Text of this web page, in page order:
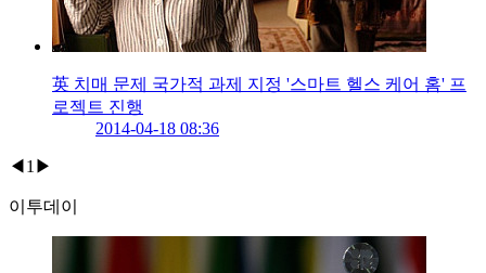
英 치매 문제 국가적 과제 지정 '스마트 헬스 케어 홈' 프
로젝트 진행
2014-04-18 08:36
◀ 1 ▶
이투데이